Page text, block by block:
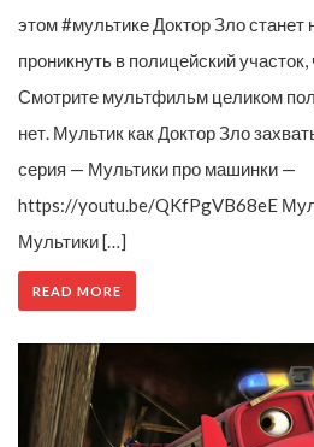
этом #мультике Доктор Зло
проникнуть в полицейский
Смотрите мультфильм целиком
нет. Мультик как Доктор Зло
серия — Мультики про машинки —
https://youtu.be/QKfPgVB68eE
Мультики […]
READ MORE